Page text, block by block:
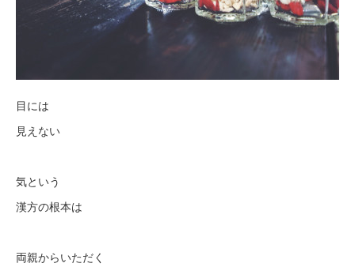
目には
見えない
気という
漢方の根本は
両親からいただく